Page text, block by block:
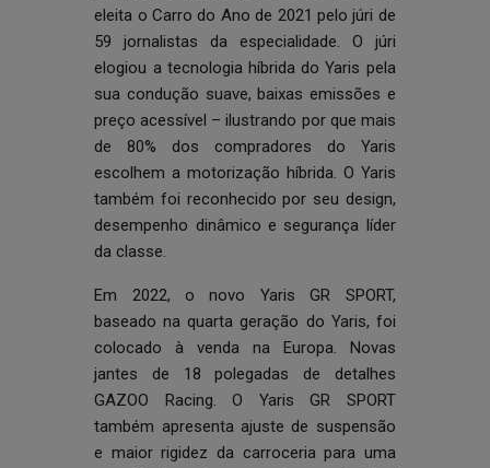
eleita o Carro do Ano de 2021 pelo júri de
59 jornalistas da especialidade. O júri
elogiou a tecnologia híbrida do Yaris pela
sua condução suave, baixas emissões e
preço acessível – ilustrando por que mais
de 80% dos compradores do Yaris
escolhem a motorização híbrida. O Yaris
também foi reconhecido por seu design,
desempenho dinâmico e segurança líder
da classe.
Em 2022, o novo Yaris GR SPORT,
baseado na quarta geração do Yaris, foi
colocado à venda na Europa. Novas
jantes de 18 polegadas de detalhes
GAZOO Racing. O Yaris GR SPORT
também apresenta ajuste de suspensão
e maior rigidez da carroceria para uma